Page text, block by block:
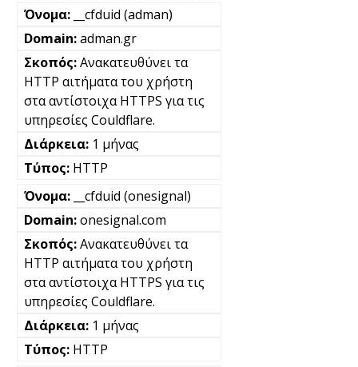
__cfduid (adman)
adman.gr
Ανακατευθύνει τα
HTTP αιτήματα του χρήστη
στα αντίστοιχα HTTPS για τις
υπηρεσίες Couldflare.
1 μήνας
HTTP
__cfduid (onesignal)
onesignal.com
Ανακατευθύνει τα
HTTP αιτήματα του χρήστη
στα αντίστοιχα HTTPS για τις
υπηρεσίες Couldflare.
1 μήνας
HTTP